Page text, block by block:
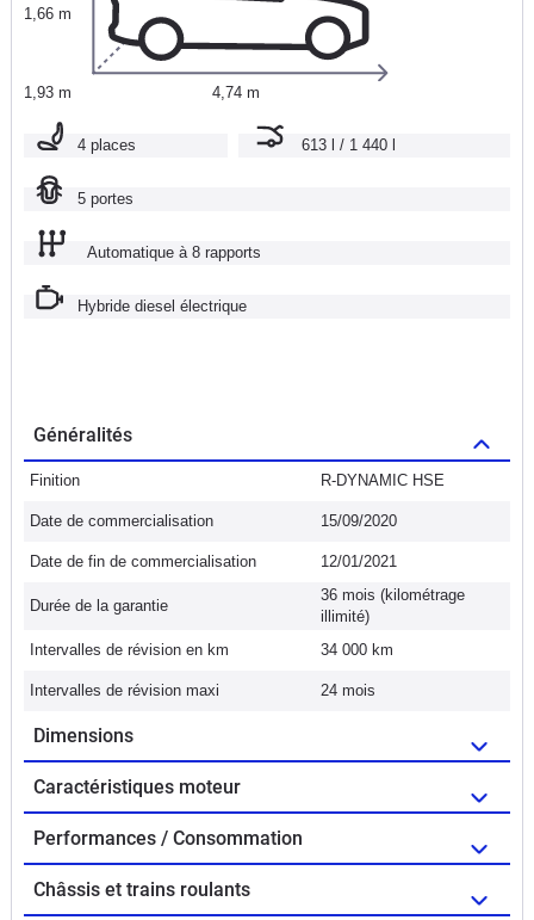
1,66 m
1,93 m 4,74 m
4 places 613 l / 1 440 l
5 portes
Automatique à 8 rapports
Hybride diesel électrique
Généralités
Finition R-DYNAMIC HSE
Date de commercialisation 15/09/2020
Date de fin de commercialisation 12/01/2021
Durée de la garantie
36 mois (kilométrage
illimité)
Intervalles de révision en km
34 000 km
Intervalles de révision maxi 24 mois
Dimensions
Caractéristiques moteur
Performances / Consommation
Châssis et trains roulants